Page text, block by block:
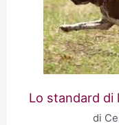
Lo standard di
di